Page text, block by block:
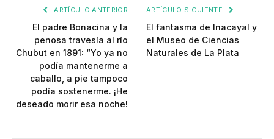
ARTÍCULO ANTERIOR
El padre Bonacina y la
penosa travesía al río
Chubut en 1891: “Yo ya no
podía mantenerme a
caballo, a pie tampoco
podía sostenerme. ¡He
deseado morir esa noche!
ARTÍCULO SIGUIENTE
El fantasma de Inacayal y
el Museo de Ciencias
Naturales de La Plata